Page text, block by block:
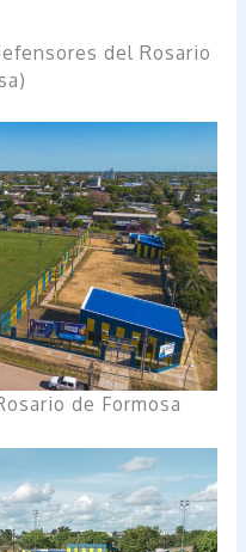
del Rosario
de Formosa